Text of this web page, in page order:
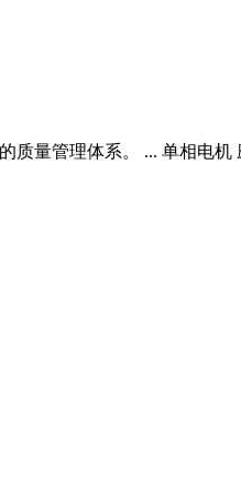
量管理体系。 ... 单相电